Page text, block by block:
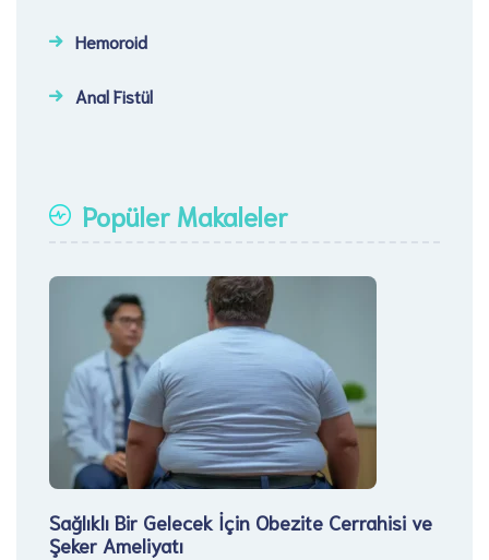
Hemoroid
Anal Fistül
Popüler Makaleler
Sağlıklı Bir Gelecek İçin Obezite Cerrahisi ve
Şeker Ameliyatı